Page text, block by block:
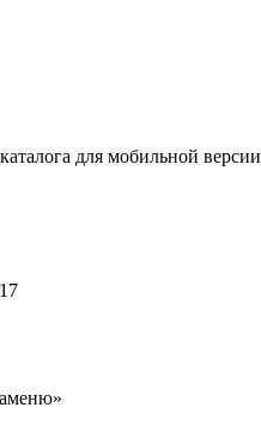
для мобильной версии
17